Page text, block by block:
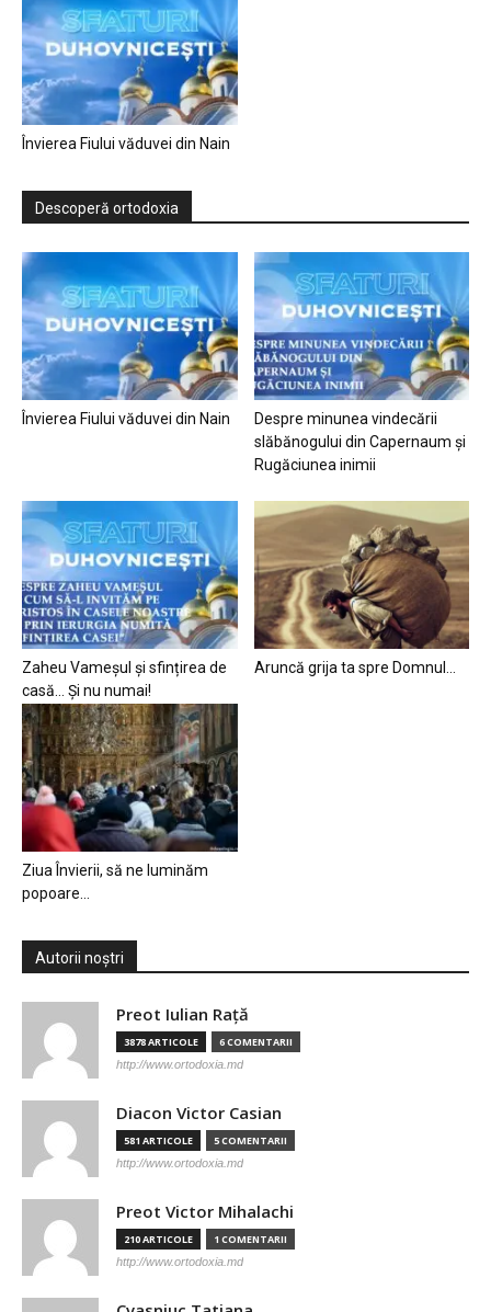
Învierea Fiului văduvei din Nain
Descoperă ortodoxia
Învierea Fiului văduvei din Nain
Despre minunea vindecării
slăbănogului din Capernaum și
Rugăciunea inimii
Zaheu Vameșul și sfințirea de
casă… Și nu numai!
Aruncă grija ta spre Domnul…
Ziua Învierii, să ne luminăm
popoare…
Autorii noștri
Preot Iulian Raţă
3878 ARTICOLE 6 COMENTARII
http://www.ortodoxia.md
Diacon Victor Casian
581 ARTICOLE 5 COMENTARII
http://www.ortodoxia.md
Preot Victor Mihalachi
210 ARTICOLE 1 COMENTARII
http://www.ortodoxia.md